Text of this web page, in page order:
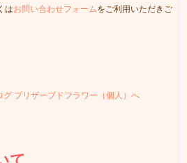
はお問い合わせフォームをご利用いただきご